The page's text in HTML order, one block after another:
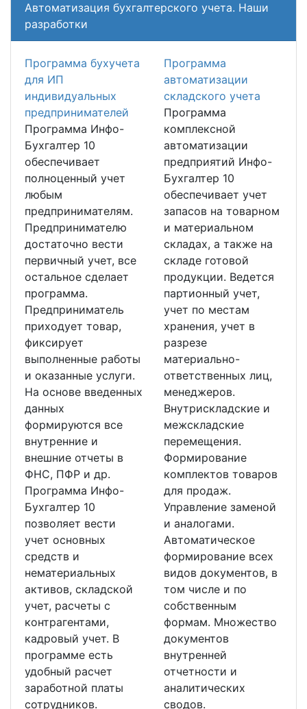
Автоматизация бухгалтерского учета. Наши
разработки
Программа бухучета
для ИП
индивидуальных
предпринимателей
Программа Инфо-
Бухгалтер 10
обеспечивает
полноценный учет
любым
предпринимателям.
Предпринимателю
достаточно вести
первичный учет, все
остальное сделает
программа.
Предприниматель
приходует товар,
фиксирует
выполненные работы
и оказанные услуги.
На основе введенных
данных
формируются все
внутренние и
внешние отчеты в
ФНС, ПФР и др.
Программа Инфо-
Бухгалтер 10
позволяет вести
учет основных
средств и
нематериальных
активов, складской
учет, расчеты с
контрагентами,
кадровый учет. В
программе есть
удобный расчет
заработной платы
сотрудников.
Программа
автоматизации
складского учета
Программа
комплексной
автоматизации
предприятий Инфо-
Бухгалтер 10
обеспечивает учет
запасов на товарном
и материальном
складах, а также на
складе готовой
продукции. Ведется
партионный учет,
учет по местам
хранения, учет в
разрезе
материально-
ответственных лиц,
менеджеров.
Внутрискладские и
межскладские
перемещения.
Формирование
комплектов товаров
для продаж.
Управление заменой
и аналогами.
Автоматическое
формирование всех
видов документов, в
том числе и по
собственным
формам. Множество
документов
внутренней
отчетности и
аналитических
сводов.